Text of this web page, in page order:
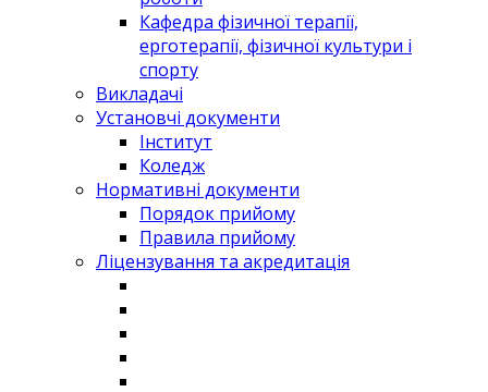
Кафедра фізичної терапії,
ерготерапії, фізичної культури і
спорту
Викладачі
Установчі документи
Інститут
Коледж
Нормативні документи
Порядок прийому
Правила прийому
Ліцензування та акредитація